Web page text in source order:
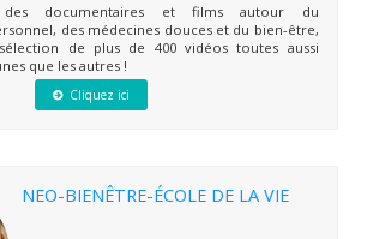
des documentaires et films autour du
des médecines douces et du bien-être,
de plus de 400 vidéos toutes aussi
que les autres !
Cliquez ici
NEO-BIENÊTRE-ÉCOLE DE LA VIE